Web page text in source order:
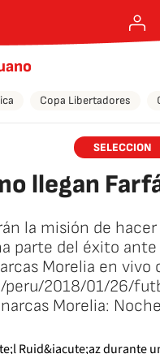
Copa Libertadores
SELECCION
llegan
la misión de
parte del éxito
Morelia en vivo
2018/01/26/
Morelia: